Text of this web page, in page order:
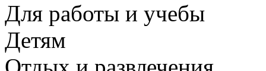
Для работы и учебы
Детям